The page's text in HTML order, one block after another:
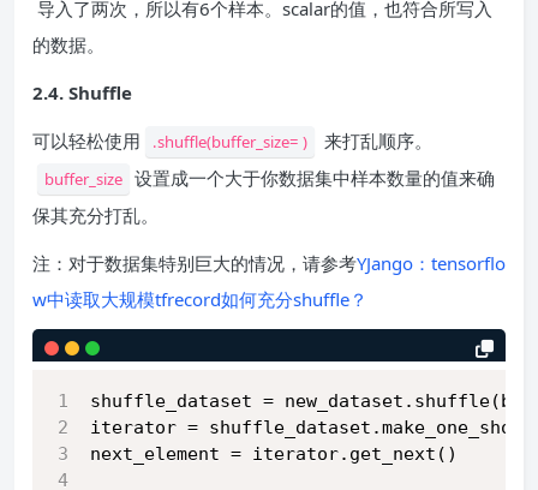
导入了两次，所以有6个样本。scalar的值，也符合所写入
的数据。
2.4. Shuffle
可以轻松使用
.shuffle(buffer_size= ) 来打乱顺序。
buffer_size 设置成一个大于你数据集中样本数量的值来确
保其充分打乱。
注：对于数据集特别巨大的情况，请参考YJango：tensorflo
w中读取大规模tfrecord如何充分shuffle？
shuffle_dataset =
iterator =
next_element = iterator.get_next()